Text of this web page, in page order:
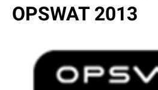
OPSWAT 2013